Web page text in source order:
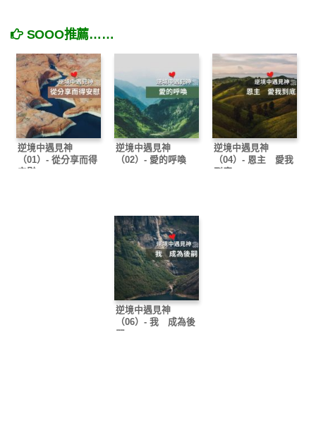
SOOO推薦……
逆境中遇見神
（01）- 從分享而得
安慰
逆境中遇見神
（02）- 愛的呼喚
逆境中遇見神
（04）- 恩主 愛我
到底
逆境中遇見神
（06）- 我 成為後
嗣